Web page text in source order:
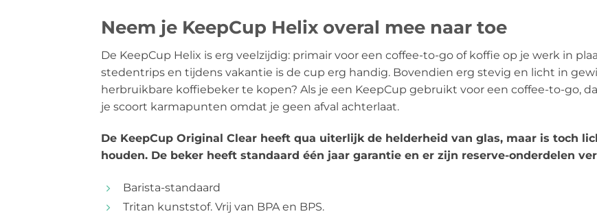
Neem je KeepCup Helix overal mee naar toe
De KeepCup Helix is erg veelzijdig: primair voor een coffee-to-go of koffie op je werk in
stedentrips en tijdens vakantie is de cup erg handig. Bovendien erg stevig en licht in
herbruikbare koffiebeker te kopen? Als je een KeepCup gebruikt voor een coffee-to-go,
je scoort karmapunten omdat je geen afval achterlaat.
De KeepCup Original Clear heeft qua uiterlijk de helderheid van glas, maar is toch
houden. De beker heeft standaard één jaar garantie en er zijn reserve-onderdelen
Barista-standaard
Tritan kunststof. Vrij van BPA en BPS.